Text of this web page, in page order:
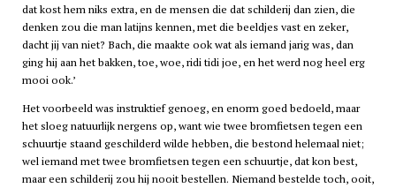
dat kost hem niks extra, en de mensen die dat schilderij dan zien, die
denken zou die man latijns kennen, met die beeldjes vast en zeker,
dacht jij van niet? Bach, die maakte ook wat als iemand jarig was, dan
ging hij aan het bakken, toe, woe, ridi tidi joe, en het werd nog heel erg
mooi ook.’
Het voorbeeld was instruktief genoeg, en enorm goed bedoeld, maar
het sloeg natuurlijk nergens op, want wie twee bromfietsen tegen een
schuurtje staand geschilderd wilde hebben, die bestond helemaal niet;
wel iemand met twee bromfietsen tegen een schuurtje, dat kon best,
maar een schilderij zou hij nooit bestellen. Niemand bestelde toch, ooit,